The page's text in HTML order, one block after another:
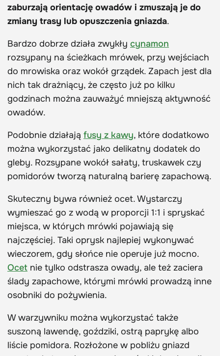
zaburzają orientację owadów i zmuszają je do
zmiany trasy lub opuszczenia gniazda.
Bardzo dobrze działa zwykły cynamon
rozsypany na ścieżkach mrówek, przy wejściach
do mrowiska oraz wokół grządek. Zapach jest dla
nich tak drażniący, że często już po kilku
godzinach można zauważyć mniejszą aktywność
owadów.
Podobnie działają fusy z kawy, które dodatkowo
można wykorzystać jako delikatny dodatek do
gleby. Rozsypane wokół sałaty, truskawek czy
pomidorów tworzą naturalną barierę zapachową.
Skuteczny bywa również ocet. Wystarczy
wymieszać go z wodą w proporcji 1:1 i spryskać
miejsca, w których mrówki pojawiają się
najczęściej. Taki oprysk najlepiej wykonywać
wieczorem, gdy słońce nie operuje już mocno.
Ocet nie tylko odstrasza owady, ale też zaciera
ślady zapachowe, którymi mrówki prowadzą inne
osobniki do pożywienia.
W warzywniku można wykorzystać także
suszoną lawendę, goździki, ostrą paprykę albo
liście pomidora. Rozłożone w pobliżu gniazd